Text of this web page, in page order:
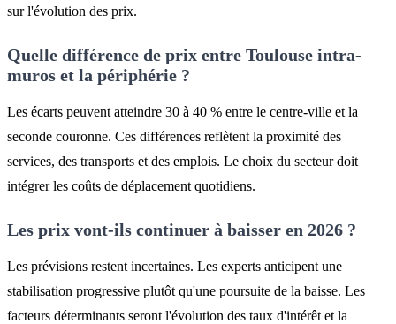
sur l'évolution des prix.
Quelle différence de prix entre Toulouse intra-
muros et la périphérie ?
Les écarts peuvent atteindre 30 à 40 % entre le centre-ville et la
seconde couronne. Ces différences reflètent la proximité des
services, des transports et des emplois. Le choix du secteur doit
intégrer les coûts de déplacement quotidiens.
Les prix vont-ils continuer à baisser en 2026 ?
Les prévisions restent incertaines. Les experts anticipent une
stabilisation progressive plutôt qu'une poursuite de la baisse. Les
facteurs déterminants seront l'évolution des taux d'intérêt et la